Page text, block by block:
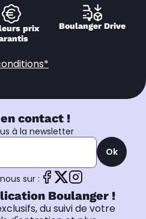
prix
Boulanger Drive
contact !
à la newsletter
Ok
sur :
Boulanger !
du suivi de votre